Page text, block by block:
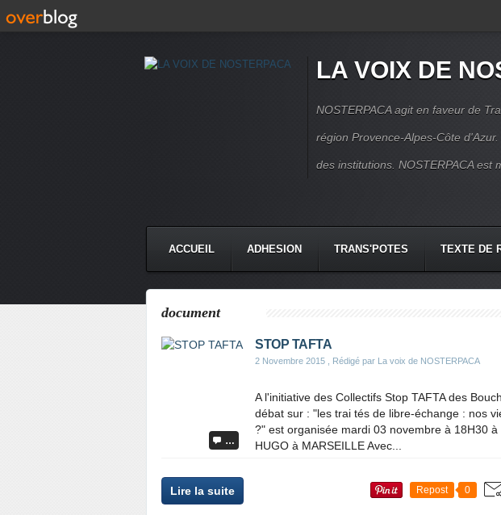
LA VOIX DE
NOSTERPACA agit en faveur de
région Provence-Alpes-Côte
des institutions. NOSTERPACA est
ACCUEIL ADHESION TRANS'POTES TEXTE DE
document
…
STOP TAFTA
2 Novembre 2015 , Rédigé par La voix de NOSTERPACA
A l'initiative des Collectifs Stop TAFTA des
débat sur : "les trai tés de libre-échange : nos
?" est organisée mardi 03 novembre à 18H30
HUGO à MARSEILLE Avec...
Lire la suite Repost 0